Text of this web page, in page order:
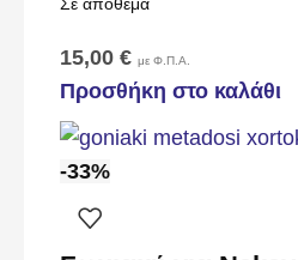
15,00 € με Φ.Π.Α.
Προσθήκη στο καλάθι
-33%